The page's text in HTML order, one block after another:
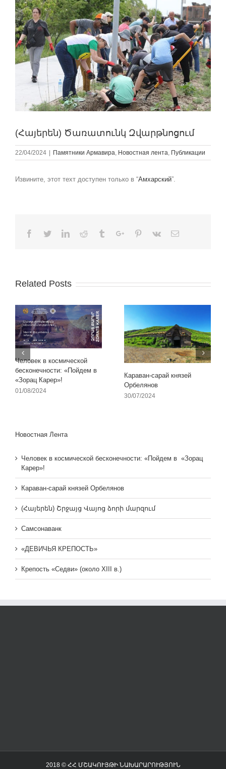
Larger
Image
(Հայերեն) Ծառատունկ Զվարթնոցում
22/04/2024 Памятники Армавира, Новостная лента, Публикации
Извините, этот техт доступен только в “Амхарский”.
Facebook
TwitterLinkedinReddit TumblrGoogle+Pinterest
Vk Email
Related Posts
Человек в космической
бесконечности: «Пойдем в
«Зорац Карер»!
01/08/2024
Караван-сарай князей
Орбелянов
30/07/2024
Новостная Лента
Человек в космической бесконечности: «Пойдем в «Зорац
Карер»!
Караван-сарай князей Орбелянов
(Հայերեն) Շրջայց Վայոց ձորի մարզում
Самсонаванк
«ДЕВИЧЬЯ КРЕПОСТЬ»
Крепость «Седви» (около XIII в.)
2018 © ՀՀ ՄՇԱԿՈՒՅԹԻ ՆԱԽԱՐԱՐՈՒԹՅՈՒՆ